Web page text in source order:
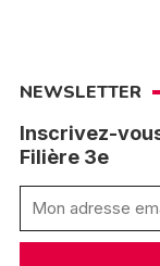
NEWSLETTER
Inscrivez-
Filière 3e